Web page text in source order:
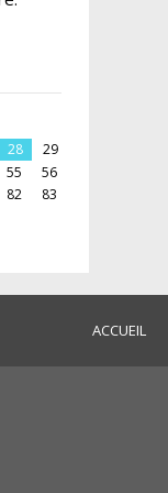
28
29
55
56
82
83
ACCUEIL